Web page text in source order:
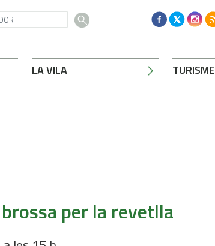
LA VILA TURISME
per la revetlla